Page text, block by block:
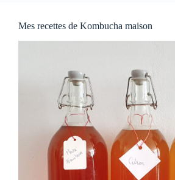
Mes recettes de Kombucha maison